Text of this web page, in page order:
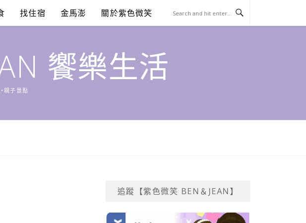
找住宿 金馬澎 關於紫色微笑
饗樂生活
親子景點
追蹤【紫色微笑 BEN＆JEAN】